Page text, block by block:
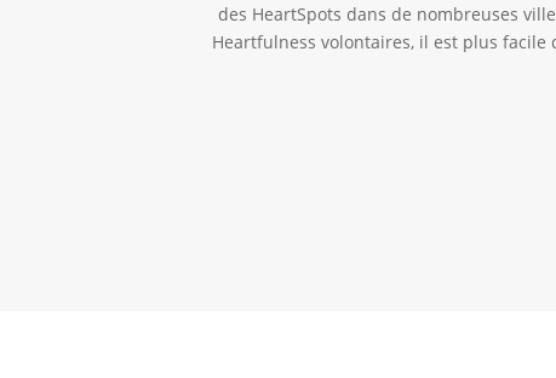
des HeartSpots dans de nombreuses
Heartfulness volontaires, il est plus